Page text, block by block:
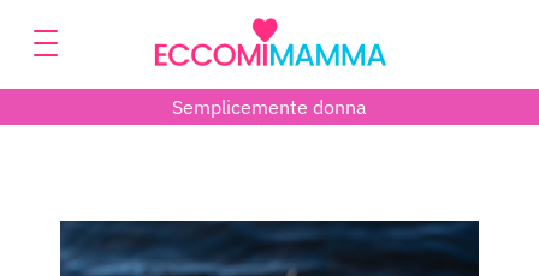
Semplicemente donna